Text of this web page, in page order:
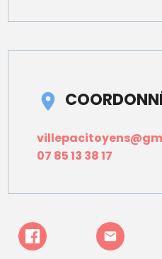
07 85 13 38 17